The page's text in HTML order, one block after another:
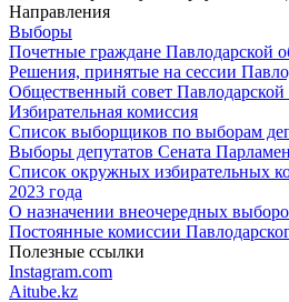
Направления
Выборы
Почетные граждане Павлодарской
Решения, принятые на сессии
Общественный совет Павлодарской
Избирательная комиссия
Список выборщиков по выборам
Выборы депутатов Сената
Список окружных избирательных
2023 года
О назначении внеочередных
Постоянные комиссии
Полезные ссылки
Instagram.com
Аitube.kz